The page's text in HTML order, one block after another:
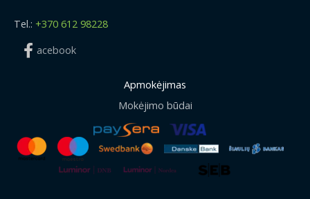
Tel.: +370 612 98228
acebook
Apmokėjimas
Mokėjimo būdai